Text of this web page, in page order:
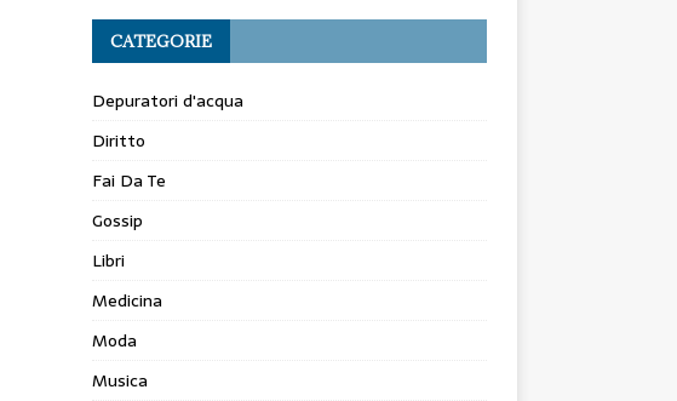
CATEGORIE
Depuratori d'acqua
Diritto
Fai Da Te
Gossip
Libri
Medicina
Moda
Musica